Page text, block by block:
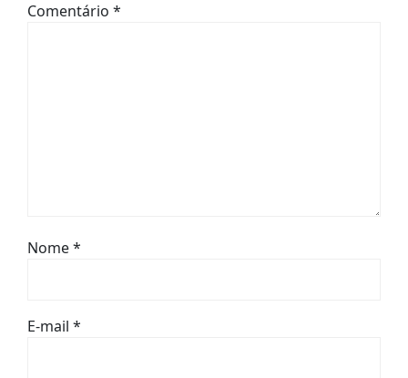
Comentário *
Nome*
E-mail *